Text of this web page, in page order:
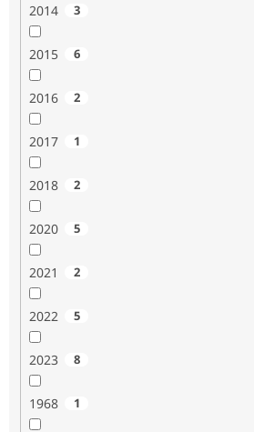
2014 3
2015 6
2016 2
2017 1
2018 2
2020 5
2021 2
2022 5
2023 8
1968 1